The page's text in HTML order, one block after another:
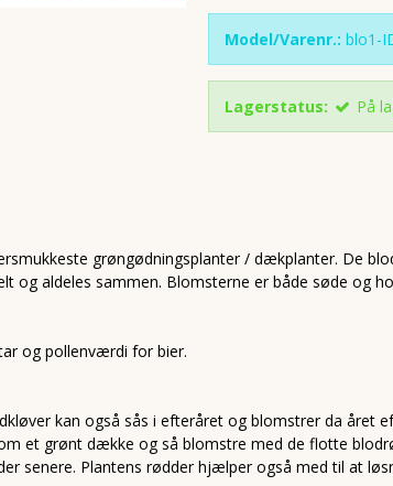
Model/Varenr.: blo1-
Lagerstatus: På
grøngødningsplanter / dækplanter. De
og aldeles sammen. Blomsterne er både søde og
og pollenværdi for bier.
kan også sås i efteråret og blomstrer da året
et grønt dække og så blomstre med de flotte
senere. Plantens rødder hjælper også med til at